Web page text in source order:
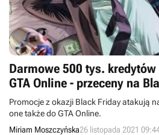
Darmowe 500 tys.
GTA Online - przeceny na
Promocje z okazji Black Friday atakują
one także do GTA Online.
Miriam Moszczyńska26 listopada 2021